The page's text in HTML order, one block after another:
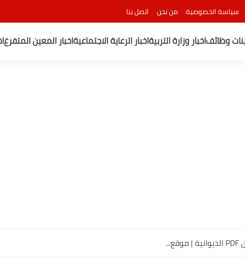
سياسة الخصوصية من نحن اتصل بنا
وظائفاخبار وزارة التربيةاخبار الرعاية الاجتماعيةاخبار المعين المتفرغ